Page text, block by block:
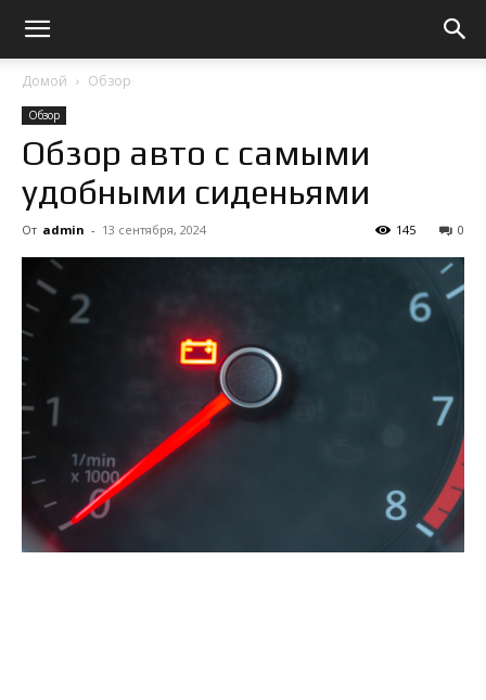
Домой Обзор
Обзор
Обзор авто с самыми
удобными сиденьями
От admin - 13 сентября, 2024 0
145